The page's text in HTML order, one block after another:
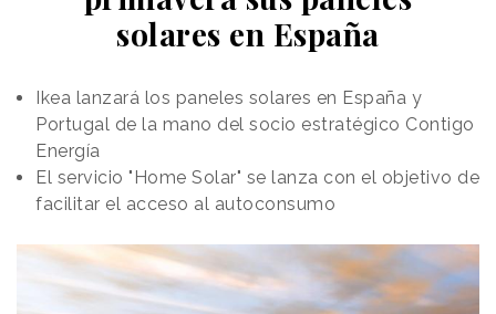
solares en España
Ikea lanzará los paneles solares en España y
Portugal de la mano del socio estratégico Contigo
Energía
El servicio "Home Solar" se lanza con el objetivo de
facilitar el acceso al autoconsumo